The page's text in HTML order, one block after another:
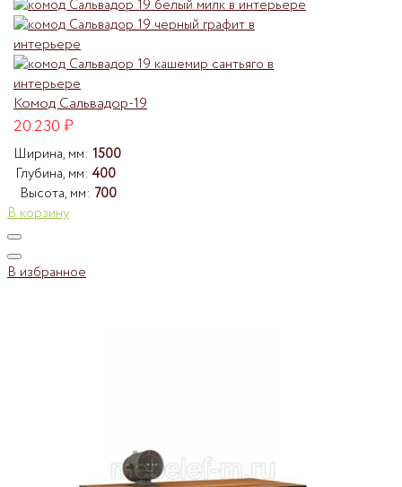
Комод Сальвадор-19
20.230₽
Ширина, мм: 1500
Глубина, мм: 400
Высота, мм: 700
В корзину
В избранное